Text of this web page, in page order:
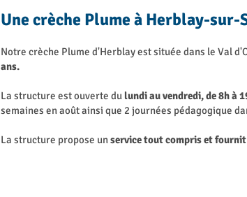
Une crèche Plume à Herblay-sur-
Notre crèche Plume d'Herblay est située dans le Val
ans.
La structure est ouverte du lundi au vendredi, de 8h à
semaines en août ainsi que 2 journées pédagogique
La structure propose unservice tout compris et